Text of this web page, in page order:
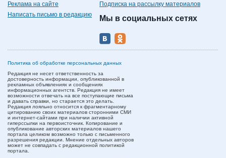
Реклама на сайте
Написать письмо в редакцию
Подписка на рассылку материалов
Мы в социальных сетях
Политика об обработке персональных данных
Редакция не несет ответственность за
достоверность информации, опубликованной в
рекламных объявлениях и сообщениях
информационных агентств. Редакция не имеет
возможности отвечать на все поступающие письма
и давать справки, но старается это делать.
Редакция лояльно относится к фрагментарному
цитированию своих материалов сторонними СМИ
и интернет-сайтами при наличии активной
гиперссылки на первоисточник. Копирование и
опубликование авторских материалов нашего
портала целиком возможно только с письменного
разрешения редакции. Мнение отдельных авторов
может не совпадать с редакционной политикой
портала.